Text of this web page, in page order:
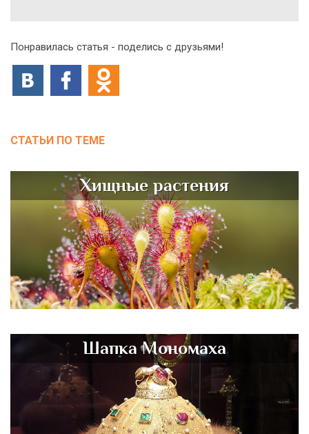
Понравилась статья - поделись с друзьями!
СТАТЬИ ПО ТЕМЕ
Хищные растения
Шапка Мономаха